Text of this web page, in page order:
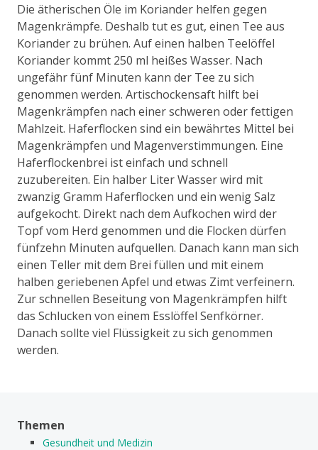
Die ätherischen Öle im Koriander helfen gegen
Magenkrämpfe. Deshalb tut es gut, einen Tee aus
Koriander zu brühen. Auf einen halben Teelöffel
Koriander kommt 250 ml heißes Wasser. Nach
ungefähr fünf Minuten kann der Tee zu sich
genommen werden. Artischockensaft hilft bei
Magenkrämpfen nach einer schweren oder fettigen
Mahlzeit. Haferflocken sind ein bewährtes Mittel bei
Magenkrämpfen und Magenverstimmungen. Eine
Haferflockenbrei ist einfach und schnell
zuzubereiten. Ein halber Liter Wasser wird mit
zwanzig Gramm Haferflocken und ein wenig Salz
aufgekocht. Direkt nach dem Aufkochen wird der
Topf vom Herd genommen und die Flocken dürfen
fünfzehn Minuten aufquellen. Danach kann man sich
einen Teller mit dem Brei füllen und mit einem
halben geriebenen Apfel und etwas Zimt verfeinern.
Zur schnellen Beseitung von Magenkrämpfen hilft
das Schlucken von einem Esslöffel Senfkörner.
Danach sollte viel Flüssigkeit zu sich genommen
werden.
Themen
Gesundheit und Medizin